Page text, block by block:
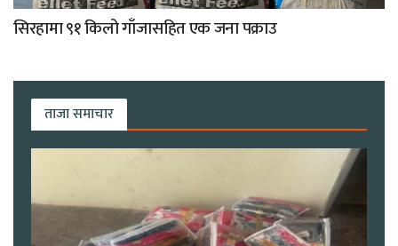
सिरहामा ९१ किलो गाँजासहित एक जना पक्राउ
ताजा समाचार